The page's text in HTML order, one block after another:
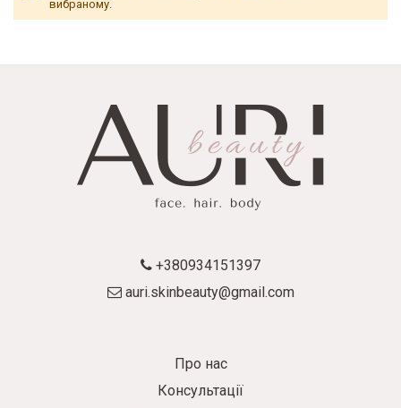
вибраному.
+380934151397
auri.skinbeauty@gmail.com
Про нас
Консультації